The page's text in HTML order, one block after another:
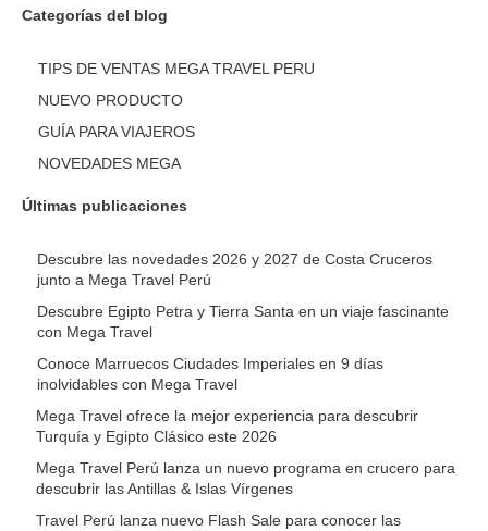
Categorías del blog
TIPS DE VENTAS MEGA TRAVEL PERU
NUEVO PRODUCTO
GUÍA PARA VIAJEROS
NOVEDADES MEGA
Últimas publicaciones
Descubre las novedades 2026 y 2027 de Costa Cruceros
junto a Mega Travel Perú
Descubre Egipto Petra y Tierra Santa en un viaje fascinante
con Mega Travel
Conoce Marruecos Ciudades Imperiales en 9 días
inolvidables con Mega Travel
Mega Travel ofrece la mejor experiencia para descubrir
Turquía y Egipto Clásico este 2026
Mega Travel Perú lanza un nuevo programa en crucero para
descubrir las Antillas & Islas Vírgenes
Travel Perú lanza nuevo Flash Sale para conocer las